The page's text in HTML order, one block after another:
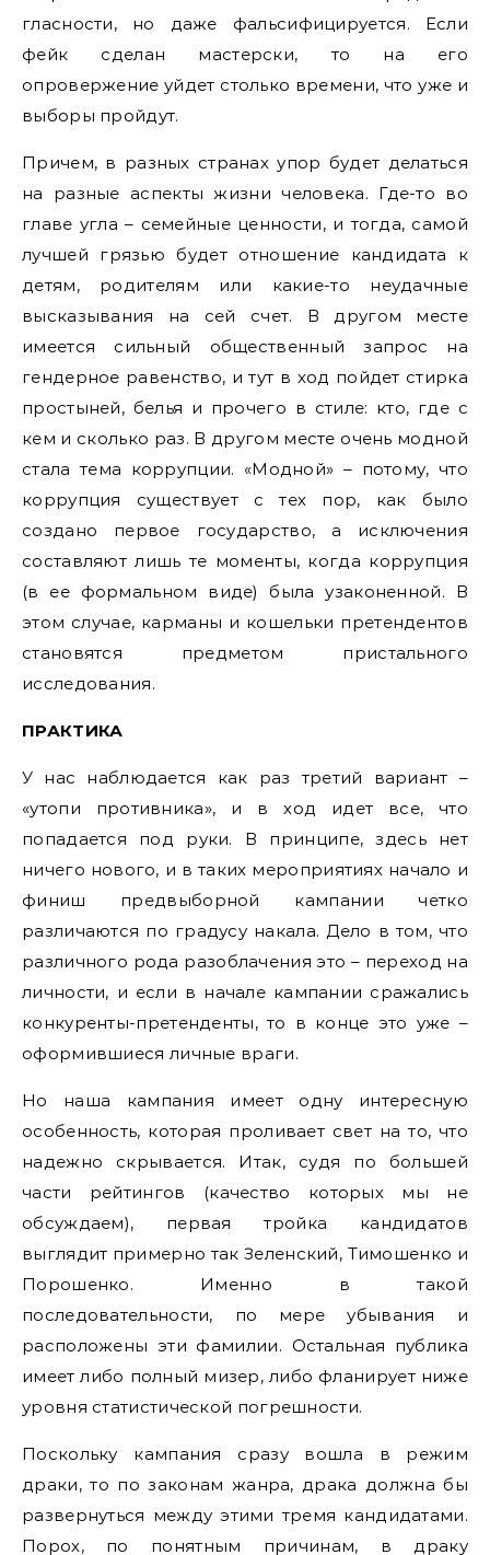
гласности, но даже фальсифицируется. Если
фейк сделан мастерски, то на его
опровержение уйдет столько времени, что уже и
выборы пройдут.
Причем, в разных странах упор будет делаться
на разные аспекты жизни человека. Где-то во
главе угла – семейные ценности, и тогда, самой
лучшей грязью будет отношение кандидата к
детям, родителям или какие-то неудачные
высказывания на сей счет. В другом месте
имеется сильный общественный запрос на
гендерное равенство, и тут в ход пойдет стирка
простыней, белья и прочего в стиле: кто, где с
кем и сколько раз. В другом месте очень модной
стала тема коррупции. «Модной» – потому, что
коррупция существует с тех пор, как было
создано первое государство, а исключения
составляют лишь те моменты, когда коррупция
(в ее формальном виде) была узаконенной. В
этом случае, карманы и кошельки претендентов
становятся предметом пристального
исследования.
ПРАКТИКА
У нас наблюдается как раз третий вариант –
«утопи противника», и в ход идет все, что
попадается под руки. В принципе, здесь нет
ничего нового, и в таких мероприятиях начало и
финиш предвыборной кампании четко
различаются по градусу накала. Дело в том, что
различного рода разоблачения это – переход на
личности, и если в начале кампании сражались
конкуренты-претенденты, то в конце это уже –
оформившиеся личные враги.
Но наша кампания имеет одну интересную
особенность, которая проливает свет на то, что
надежно скрывается. Итак, судя по большей
части рейтингов (качество которых мы не
обсуждаем), первая тройка кандидатов
выглядит примерно так Зеленский, Тимошенко и
Порошенко. Именно в такой
последовательности, по мере убывания и
расположены эти фамилии. Остальная публика
имеет либо полный мизер, либо фланирует ниже
уровня статистической погрешности.
Поскольку кампания сразу вошла в режим
драки, то по законам жанра, драка должна бы
развернуться между этими тремя кандидатами.
Порох, по понятным причинам, в драку